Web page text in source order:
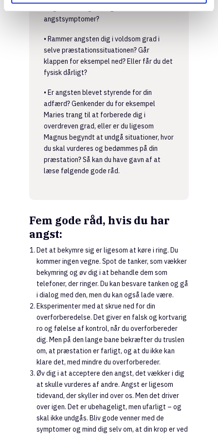
angstsymptomer?
• Rammer angsten dig i voldsom grad i
selve præstationssituationen? Går
klappen for eksempel ned? Eller får du det
fysisk dårligt?
• Er angsten blevet styrende for din
adfærd? Genkender du for eksempel
Maries trang til at forberede dig i
overdreven grad, eller er du ligesom
Magnus begyndt at undgå situationer, hvor
du skal vurderes og bedømmes på din
præstation? Så kan du have gavn af at
læse følgende gode råd.
Fem gode råd, hvis du har
angst:
Det at bekymre sig er ligesom at køre i ring. Du
kommer ingen vegne. Spot de tanker, som vækker
bekymring og øv dig i at behandle dem som
telefoner, der ringer. Du kan besvare tanken og gå
i dialog med den, men du kan også lade være.
Eksperimenter med at skrue ned for din
overforberedelse. Det giver en falsk og kortvarig
ro og følelse af kontrol, når du overforbereder
dig. Men på den lange bane bekræfter du truslen
om, at præstation er farligt, og at du ikke kan
klare det, med mindre du overforbereder.
Øv dig i at acceptere den angst, det vækker i dig
at skulle vurderes af andre. Angst er ligesom
tidevand, der skyller ind over os. Men det driver
over igen. Det er ubehageligt, men ufarligt – og
skal ikke undgås. Bliv gode venner med de
symptomer og mind dig selv om, at din krop er ved